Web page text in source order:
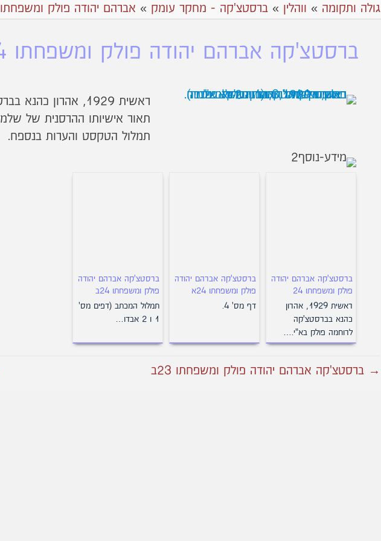
גולה ותקומה » ווהלין » ברסטצ'קה - מחקר עומק » אברהם יהודה פולק ומשפחתו
ברסטצ'קה אברהם יהודה פולק ומשפחתו 24
ראשית 1929, אהרון כהנא בברסטצ'קה לרוחמה פולק בא"י.
תמלול הטקסט והערות בנספח.
ברסטצ'קה אברהם יהודה
פולק ומשפחתו 24
ראשית 1929, אהרון
כהנא בברסטצ'קה
לרוחמה פולק בא"י.…
ברסטצ'קה אברהם יהודה
פולק ומשפחתו 24א
דף מס' 4.
ברסטצ'קה אברהם יהודה
פולק ומשפחתו 24ב
תמלול המכתב (דפים מס'
1 ו 2 אבדו…
→ ברסטצ'קה אברהם יהודה פולק ומשפחתו 23ב